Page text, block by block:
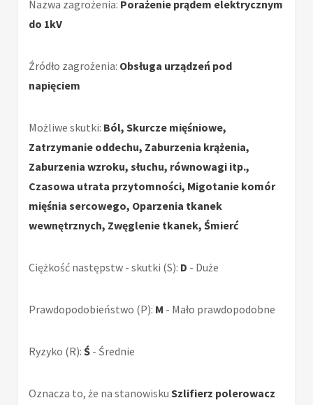
Nazwa zagrożenia: Porażenie prądem elektrycznym
do 1kV
Źródło zagrożenia: Obsługa urządzeń pod
napięciem
Możliwe skutki: Ból, Skurcze mięśniowe,
Zatrzymanie oddechu, Zaburzenia krążenia,
Zaburzenia wzroku, słuchu, równowagi itp.,
Czasowa utrata przytomności, Migotanie komór
mięśnia sercowego, Oparzenia tkanek
wewnętrznych, Zwęglenie tkanek, Śmierć
Ciężkość następstw - skutki (S): D - Duże
Prawdopodobieństwo (P): M - Mało prawdopodobne
Ryzyko (R): Ś - Średnie
Oznacza to, że na stanowisku Szlifierz polerowacz